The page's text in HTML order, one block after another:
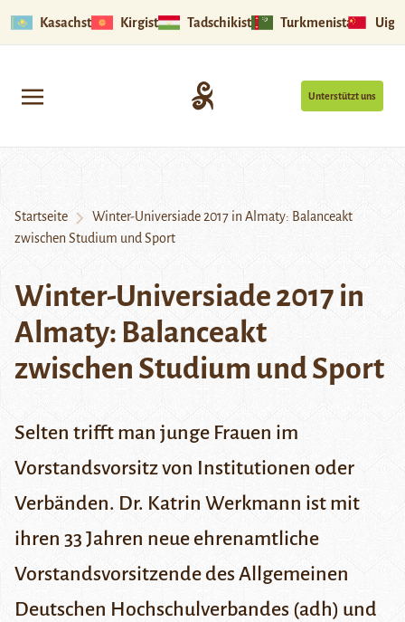
Kasachstan Kirgistan Tadschikistan Turkmenistan
Unterstützt uns
Startseite
Winter-Universiade 2017 in Almaty: Balanceakt
zwischen Studium und Sport
Winter-Universiade 2017 in
Almaty: Balanceakt
zwischen Studium und Sport
Selten trifft man junge Frauen im
Vorstandsvorsitz von Institutionen oder
Verbänden. Dr. Katrin Werkmann ist mit
ihren 33 Jahren neue ehrenamtliche
Vorstandsvorsitzende desAllgemeinen
Deutschen Hochschulverbandes (adh) und